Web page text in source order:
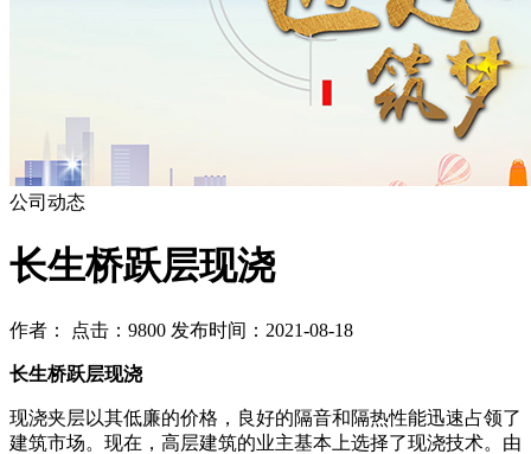
公司动态
长生桥跃层现浇
作者： 点击：9800 发布时间：2021-08-18
长生桥跃层现浇
现浇夹层以其低廉的价格，良好的隔音和隔热性能迅速占领了
建筑市场。现在，高层建筑的业主基本上选择了现浇技术。由